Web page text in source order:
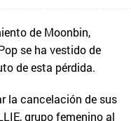
de Moonbin,
se ha vestido de
de esta pérdida.
la cancelación de sus
grupo femenino al